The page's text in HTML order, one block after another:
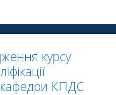
курсу
кафедри КПДС